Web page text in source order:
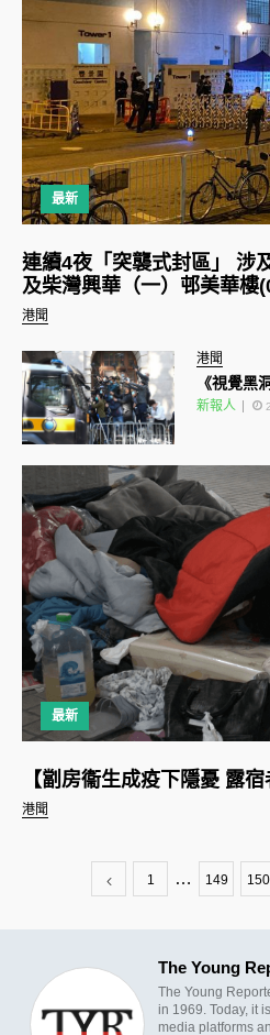
最新
港聞
連續4夜「突襲式封區」 涉
及柴灣興華（一）邨美華樓
港聞
《視覺黑
新報人
最新
港聞
【劏房衞生成疫下隱憂 露宿
1 … 149 150
The Young
The Young
in 1969. Today, it
media platforms